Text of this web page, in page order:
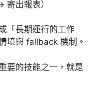
出報表）
「長期運行的工作
境與 fallback 機制。
要的技能之一，就是